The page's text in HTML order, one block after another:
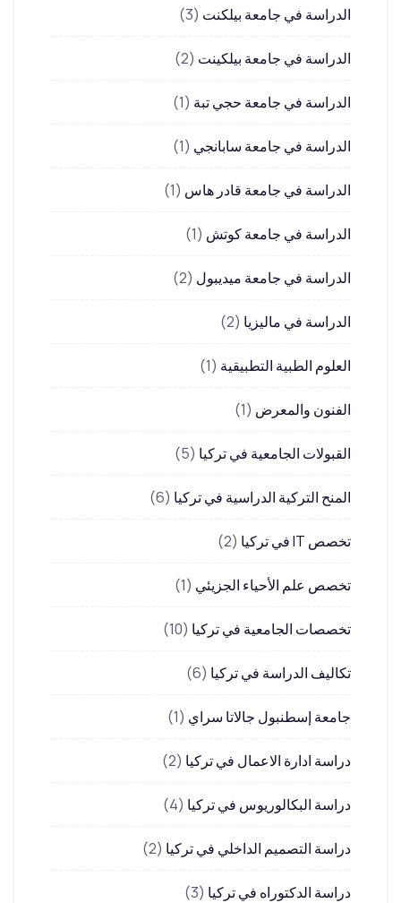
الدراسة في جامعة بيلكنت(3)
الدراسة في جامعة بيلكينت(2)
الدراسة في جامعة حجي تبة(1)
الدراسة في جامعة سابانجي (1)
الدراسة في جامعة قادر هاس(1)
الدراسة في جامعة كوتش(1)
الدراسة في جامعة ميديبول (2)
الدراسة في ماليزيا(2)
العلوم الطبية التطبيقية(1)
الفنون والمعرض(1)
القبولات الجامعية في تركيا(5)
المنح التركية الدراسية في تركيا(6)
تخصص IT في تركيا (2)
تخصص علم الأحياء الجزيئي (1)
تخصصات الجامعية في تركيا(10)
تكاليف الدراسة في تركيا(6)
جامعة إسطنبول جالاتا سراي(1)
دراسة ادارة الاعمال في تركيا(2)
دراسة البكالوريوس في تركيا(4)
دراسة التصميم الداخلي في تركيا(2)
دراسة الدكتوراه في تركيا(3)